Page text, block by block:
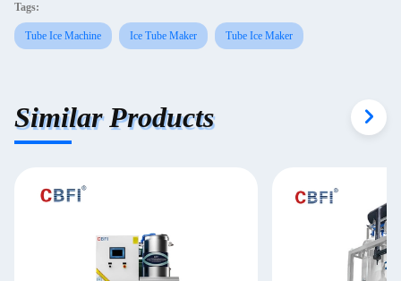
Tags:
Tube Ice Machine Ice Tube Maker Tube Ice Maker
Similar Products